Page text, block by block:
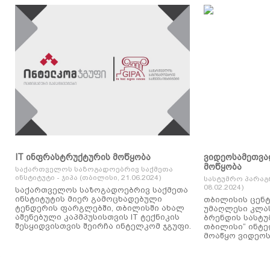
IT ინფრასტრუქტურის მოწყობა
საქართველოს საზოგადოებრივ საქმეთა
ინსტიტუტი - ჯიპა (თბილისი, 21.06.2024)
საქართველოს საზოგადოებრივ საქმეთა
ინსტიტუტის მიერ გამოცხადებული
ტენდერის ფარგლებში, თბილისში ახალ
აშენებული კაპმპუსისთვის IT ტექნიკის
შესყიდვისთვის შეირჩა ინტელკომ ჯგუფი.
მოწყობა
სასტუმრო
08.02.2024)
თბილისის
უმაღლესი
ბრენდის
თბილისი“
მოაწყო